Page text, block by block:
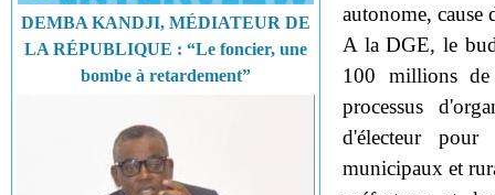
DEMBA KANDJI, MÉDIATEUR DE
LA RÉPUBLIQUE : “Le foncier, une
bombe à retardement”
autonome, cause
A la DGE, le
100 millions
processus
d'électeur pour
municipaux et